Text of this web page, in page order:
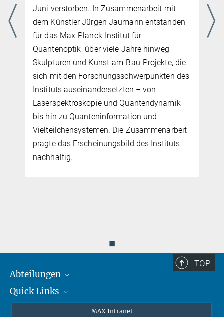
Juni verstorben. In Zusammenarbeit mit
dem Künstler Jürgen Jaumann entstanden
für das Max-Planck-Institut für
Quantenoptik über viele Jahre hinweg
Skulpturen und Kunst-am-Bau-Projekte, die
sich mit den Forschungsschwerpunkten des
Instituts auseinandersetzten – von
Laserspektroskopie und Quantendynamik
bis hin zu Quanteninformation und
Vielteilchensystemen. Die Zusammenarbeit
prägte das Erscheinungsbild des Instituts
nachhaltig.
◼
TOP
Abteilungen
Attosekundenphysik
Quick Links
MAX Intranet